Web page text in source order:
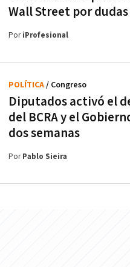
Wall Street por
PoriProfesional
Diputados activó el
del BCRA y el
dos semanas
POLÍTICA/ Congreso
PorPablo Sieira